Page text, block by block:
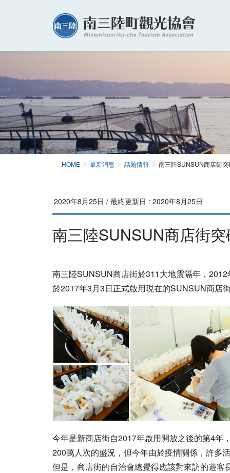
HOME 最新消息 話題情報 南三陸SUNSUN商店街突
2020年8月25日 / 最終更新日 : 2020年8月25日
南三陸SUNSUN商店街突
南三陸SUNSUN商店街於311大地震隔年，
於2017年3月3日正式啟用現在的SUNSUN商店街
今年是新商店街自2017年啟用開放之後的第4年
200萬人次的盛況，但今年由於疫情關係，許多
但是，商店街的自治會總覺得應該對來訪的遊客